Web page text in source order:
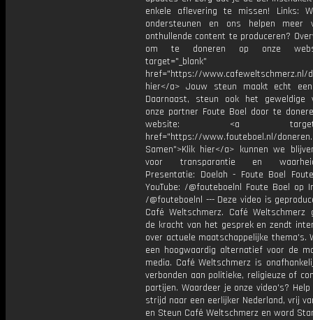
enkele aflevering te missen! Links:
ondersteunen en ons helpen meer
onthullende content te produceren?
om te doneren op onze
target="_blank"
href="https://www.cafeweltschmerz.nl/
hier</a> Jouw steun maakt echt
Daarnaast, steun ook het geweldige
onze partner Foute Boel door te
website: <a
href="https://www.fouteboel.nl/doneren.
Samen">Klik hier</a> kunnen we
voor transparantie en
Presentatie: Doelah - Foute Boel
YouTube: /@fouteboelnl Foute Boel op
/@fouteboelnl --- Deze video is
Café Weltschmerz. Café Weltschmerz
de kracht van het gesprek en zendt
over actuele maatschappelijke thema's.
een hoogwaardig alternatief voor de
media. Café Weltschmerz is
verbonden aan politieke, religieuze of
partijen. Waardeer je onze video's?
strijd naar een eerlijker Nederland, vrij
en Steun Café Weltschmerz en word